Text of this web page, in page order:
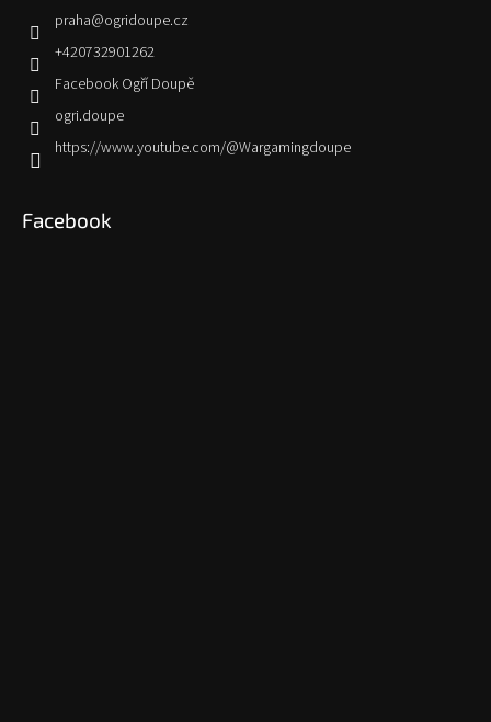
praha@ogridoupe.cz
+420732901262
Facebook Ogří Doupě
ogri.doupe
https://www.youtube.com/@Wargamingdoupe
Facebook